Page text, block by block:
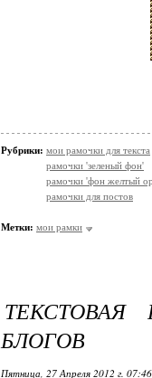
Рубрики: мои рамочки для текста
рамочки 'зеленый фон'
рамочки 'фон желтый
рамочки для постов
Метки: мои рамки
БЛОГОВ
Пятница, 27 Апреля 2012 г.